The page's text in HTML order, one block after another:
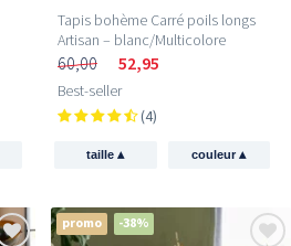
Tapis bohème Carré poils longs
Artisan – blanc/Multicolore
60,00 52,95
Best-seller
(4)
taille▴ couleur▴
promo -38%